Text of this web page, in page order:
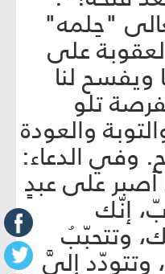
"حِلمه"
على
ويفسح لنا
تلو
والعودة
وفي الدعاء:
أصبر على عبدٍ
إنّك
وتتحبّبُ
وتتودّد إليَّ